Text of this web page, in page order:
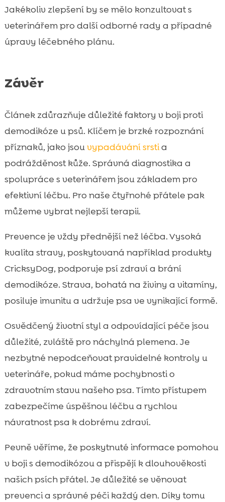
Jakékoliv zlepšení by se mělo konzultovat s
veterinářem pro další odborné rady a případné
úpravy léčebného plánu.
Závěr
Článek zdůrazňuje důležité faktory v boji proti
demodikóze u psů. Klíčem je brzké rozpoznání
příznaků, jako jsouvypadávání srstia
podrážděnost kůže. Správná diagnostika a
spolupráce s veterinářem jsou základem pro
efektivní léčbu. Pro naše čtyřnohé přátele pak
můžeme vybrat nejlepší terapii.
Prevence je vždy přednější než léčba. Vysoká
kvalita stravy, poskytovaná například produkty
CricksyDog, podporuje psí zdraví a brání
demodikóze. Strava, bohatá na živiny a vitamíny,
posiluje imunitu a udržuje psa ve vynikající formě.
Osvědčený životní styl a odpovídající péče jsou
důležité, zvláště pro náchylná plemena. Je
nezbytné nepodceňovat pravidelné kontroly u
veterináře, pokud máme pochybnosti o
zdravotním stavu našeho psa. Tímto přístupem
zabezpečíme úspěšnou léčbu a rychlou
návratnost psa k dobrému zdraví.
Pevně věříme, že poskytnuté informace pomohou
v boji s demodikózou a přispějí k dlouhověkosti
našich psích přátel. Je důležité se věnovat
prevenci a správné péči každý den. Díky tomu